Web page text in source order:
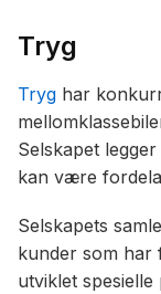
Tryg
Tryg har
Selskapet
kan være
Selskapets
kunder som har
utviklet